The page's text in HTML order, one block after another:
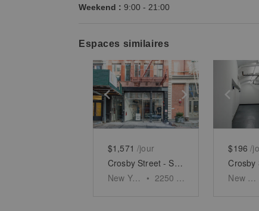
Weekend : 9:00 - 21:00
Espaces similaires
Show previous slideShow next
$1,571 /jour
Crosby Street - SoHo's Urban Oasis
New York
• 2250
$196 /
New York